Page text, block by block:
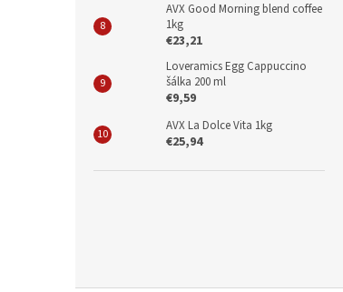
AVX Good Morning blend coffee
1kg
€23,21
Loveramics Egg Cappuccino
šálka 200 ml
€9,59
AVX La Dolce Vita 1kg
€25,94